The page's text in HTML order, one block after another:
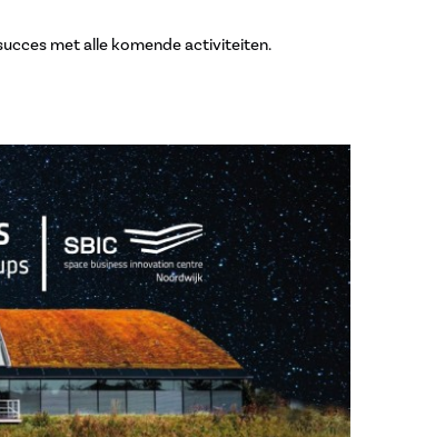
met alle komende activiteiten.